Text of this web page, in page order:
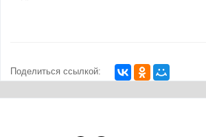
Поделиться ссылкой: